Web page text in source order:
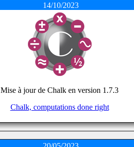
14/10/2023
Mise à jour de Chalk en version 1.7.3
Chalk, computations done right